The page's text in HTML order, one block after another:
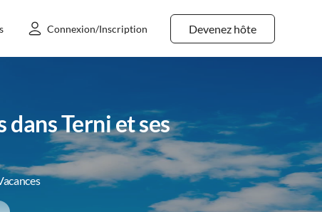
Devenez hôte
Connexion/Inscription
Terni et ses